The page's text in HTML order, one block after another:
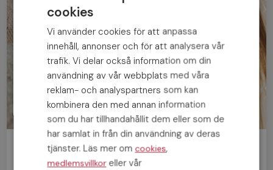
Bli medlem gratis!
cookies
Vi använder cookies för att anpassa
innehåll, annonser och för att analysera vår
trafik. Vi delar också information om din
användning av vår webbplats med våra
reklam- och analyspartners som kan
kombinera den med annan information
som du har tillhandahållit dem eller som de
har samlat in från din användning av deras
tjänster. Läs mer om cookies,
medlemsvillkoreller vår